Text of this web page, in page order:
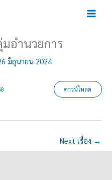
อำนวยการ
มิถุนายน 2024
ดาวน์โหลด
Next เรื่อง →